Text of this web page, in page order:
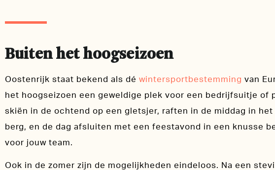
Buiten het hoogseizoen
Oostenrijk staat bekend als dé wintersportbestemming van
het hoogseizoen een geweldige plek voor een bedrijfsuitje of
skiën in de ochtend op een gletsjer, raften in de middag in
berg, en de dag afsluiten met een feestavond in een knusse
voor jouw team.
Ook in de zomer zijn de mogelijkheden eindeloos. Na een